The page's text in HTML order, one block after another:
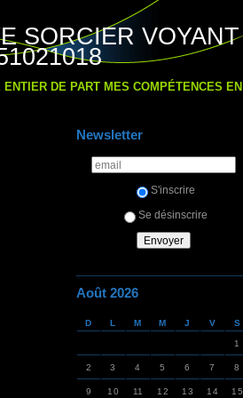
SORCIER VOYANT
DE PART MES COMPÉTENCES EN
Newsletter
S'inscrire
Se désinscrire
Août 2026
D L M M J V S
1
2 3 4 5 6 7 8
9 10 11 12 13 14 15